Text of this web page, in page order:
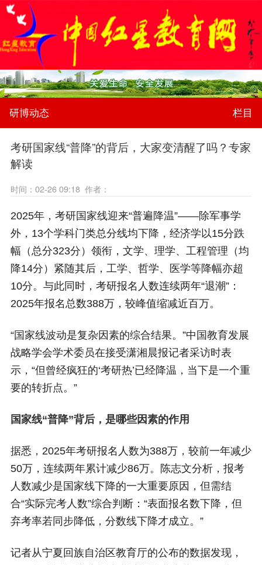
研博动态 栏目
考研国家线“普降”的背后，大家变清醒了吗？专家
解读
时间：02-26 09:18 作者：
2025年，考研国家线迎来“普遍降温”——除军事学
外，13个学科门类总分线均下降，经济学以15分跌
幅（总分323分）领衔，文学、理学、工程管理（均
降14分）紧随其后，工学、哲学、医学等降幅亦超
10分。与此同时，考研报名人数连续两年“退潮”：
2025年报名总数388万，较峰值缩减近百万。
“国家线波动是复杂因素的综合结果。”中国教育发展
战略学会学术委员在接受潇湘晨报记者采访时表
示，“但曾经疯狂的‘考研热’已经降温，当下是一个重
要的转折点。”
国家线“普降”背后，是哪些因素的作用
据悉，2025年考研报名人数为388万，较前一年减少
50万，连续两年累计减少86万。陈志文分析，报考
人数减少是国家线下降的一大重要原因，但需结
合“实际完考人数”综合判断：“表面报名数下降，但
弃考率若同步降低，分数线下降才成立。”
记者从宁夏回族自治区教育厅的公布的数据发现，